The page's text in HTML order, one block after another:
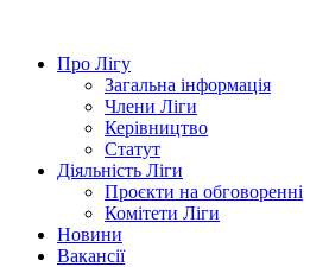
Про Лігу
Загальна інформація
Члени Ліги
Керівництво
Статут
Діяльність Ліги
Проєкти на обговоренні
Комітети Ліги
Новини
Вакансії